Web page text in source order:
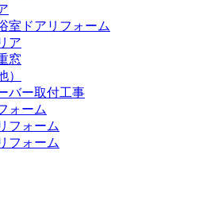
室ドアリフォーム
ア
窓
）
バー取付工事
ォーム
フォーム
フォーム